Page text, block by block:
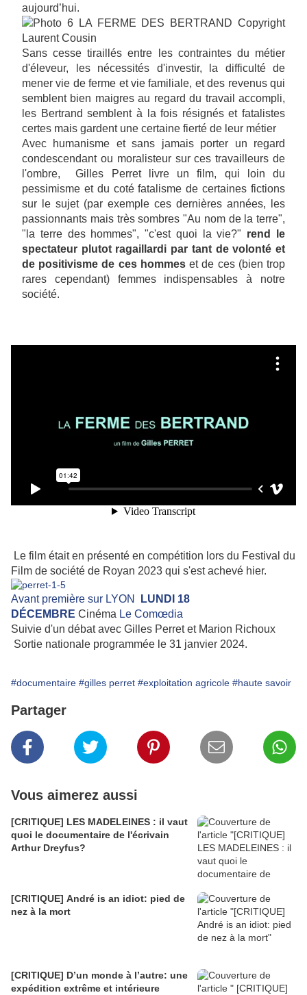
aujourd’hui.
Sans cesse tiraillés entre les contraintes du métier
d'éleveur, les nécessités d'investir, la difficulté de
mener vie de ferme et vie familiale, et des revenus qui
semblent bien maigres au regard du travail accompli,
les Bertrand semblent à la fois résignés et fatalistes
certes mais gardent une certaine fierté de leur métier
Avec humanisme et sans jamais porter un regard
condescendant ou moralisteur sur ces travailleurs de
l'ombre, Gilles Perret livre un film, qui loin du
pessimisme et du coté fatalisme de certaines fictions
sur le sujet (par exemple ces dernières années, les
passionnants mais très sombres "Au nom de la terre",
"la terre des hommes", "c'est quoi la vie?" rend le
spectateur plutot ragaillardi par tant de volonté et
de positivisme de ces hommeset de ces (bien trop
rares cependant) femmes indispensables à notre
société.
Le film était en présenté en compétition lors du Festival du
Film de société de Royan 2023 qui s'est achevé hier.
Avant première sur LYON
LUNDI 18
DÉCEMBRE Cinéma Le Comœdia
Suivie d'un débat avec Gilles Perret et Marion Richoux
Sortie nationale programmée le 31 janvier 2024.
#documentaire #gilles perret #exploitation agricole #haute savoir
Partager
Vous aimerez aussi
[CRITIQUE] LES MADELEINES : il vaut
quoi le documentaire de l'écrivain
Arthur Dreyfus?
[CRITIQUE] André is an idiot: pied de
nez à la mort
[CRITIQUE] D’un monde à l’autre: une
expédition extrême et intérieure